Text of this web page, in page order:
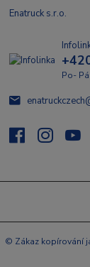
Enatruck s.r.o.
Po-
© Zákaz kopírování